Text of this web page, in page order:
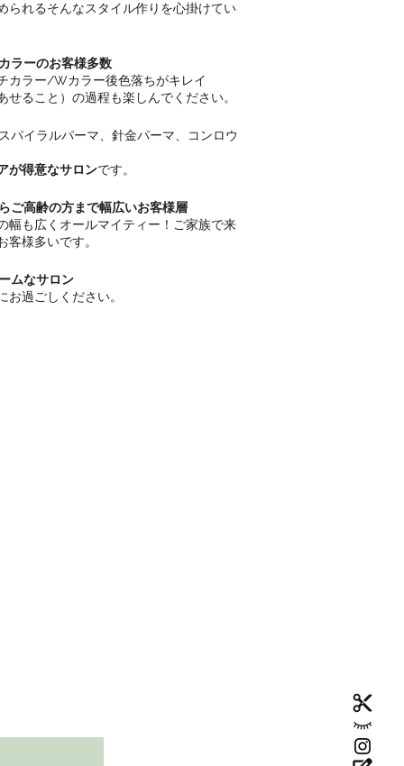
られるそんなスタイル作りを心掛けてい
ラーのお客様多数
カラー/Wカラー後色落ちがキレイ
せること）の過程も楽しんでください。
パイラルパーマ、針金パーマ、コンロウ
が得意なサロンです。
ご高齢の方まで幅広いお客様層
幅も広くオールマイティー！ご家族で来
客様多いです。
ムなサロン
お過ごしください。